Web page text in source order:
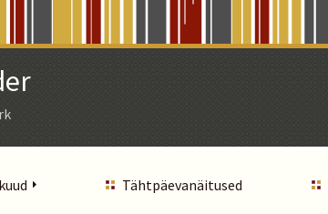
Tähtpäevanäitused